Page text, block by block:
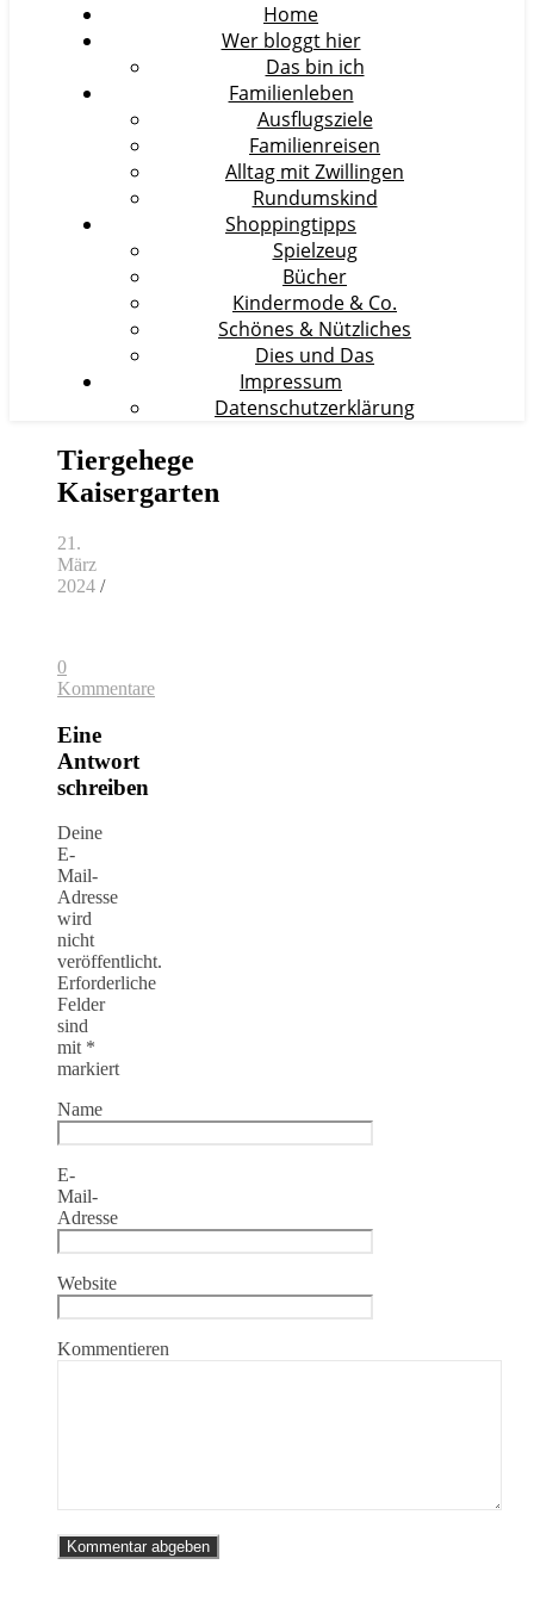
Home
Wer bloggt hier
Das bin ich
Familienleben
Ausflugsziele
Familienreisen
Alltag mit Zwillingen
Rundumskind
Shoppingtipps
Spielzeug
Bücher
Kindermode & Co.
Schönes & Nützliches
Dies und Das
Impressum
Datenschutzerklärung
Tiergehege
Kaisergarten
21.
März
2024 /
0
Kommentare
Eine
Antwort
schreiben
Deine
E-
Mail-
Adresse
wird
nicht
veröffentlicht.
Erforderliche
Felder
sind
mit *
markiert
Name
E-
Mail-
Adresse
Website
Kommentieren